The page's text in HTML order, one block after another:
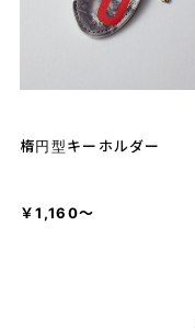
楕円型キーホルダー
￥1,160～